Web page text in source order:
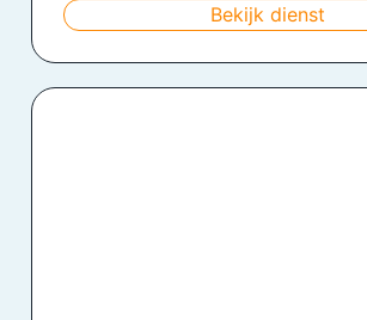
Bekijk dienst